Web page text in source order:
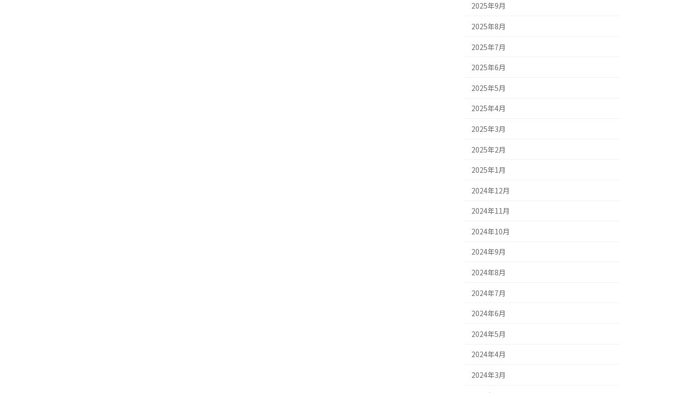
2025年9月
2025年8月
2025年7月
2025年6月
2025年5月
2025年4月
2025年3月
2025年2月
2025年1月
2024年12月
2024年11月
2024年10月
2024年9月
2024年8月
2024年7月
2024年6月
2024年5月
2024年4月
2024年3月